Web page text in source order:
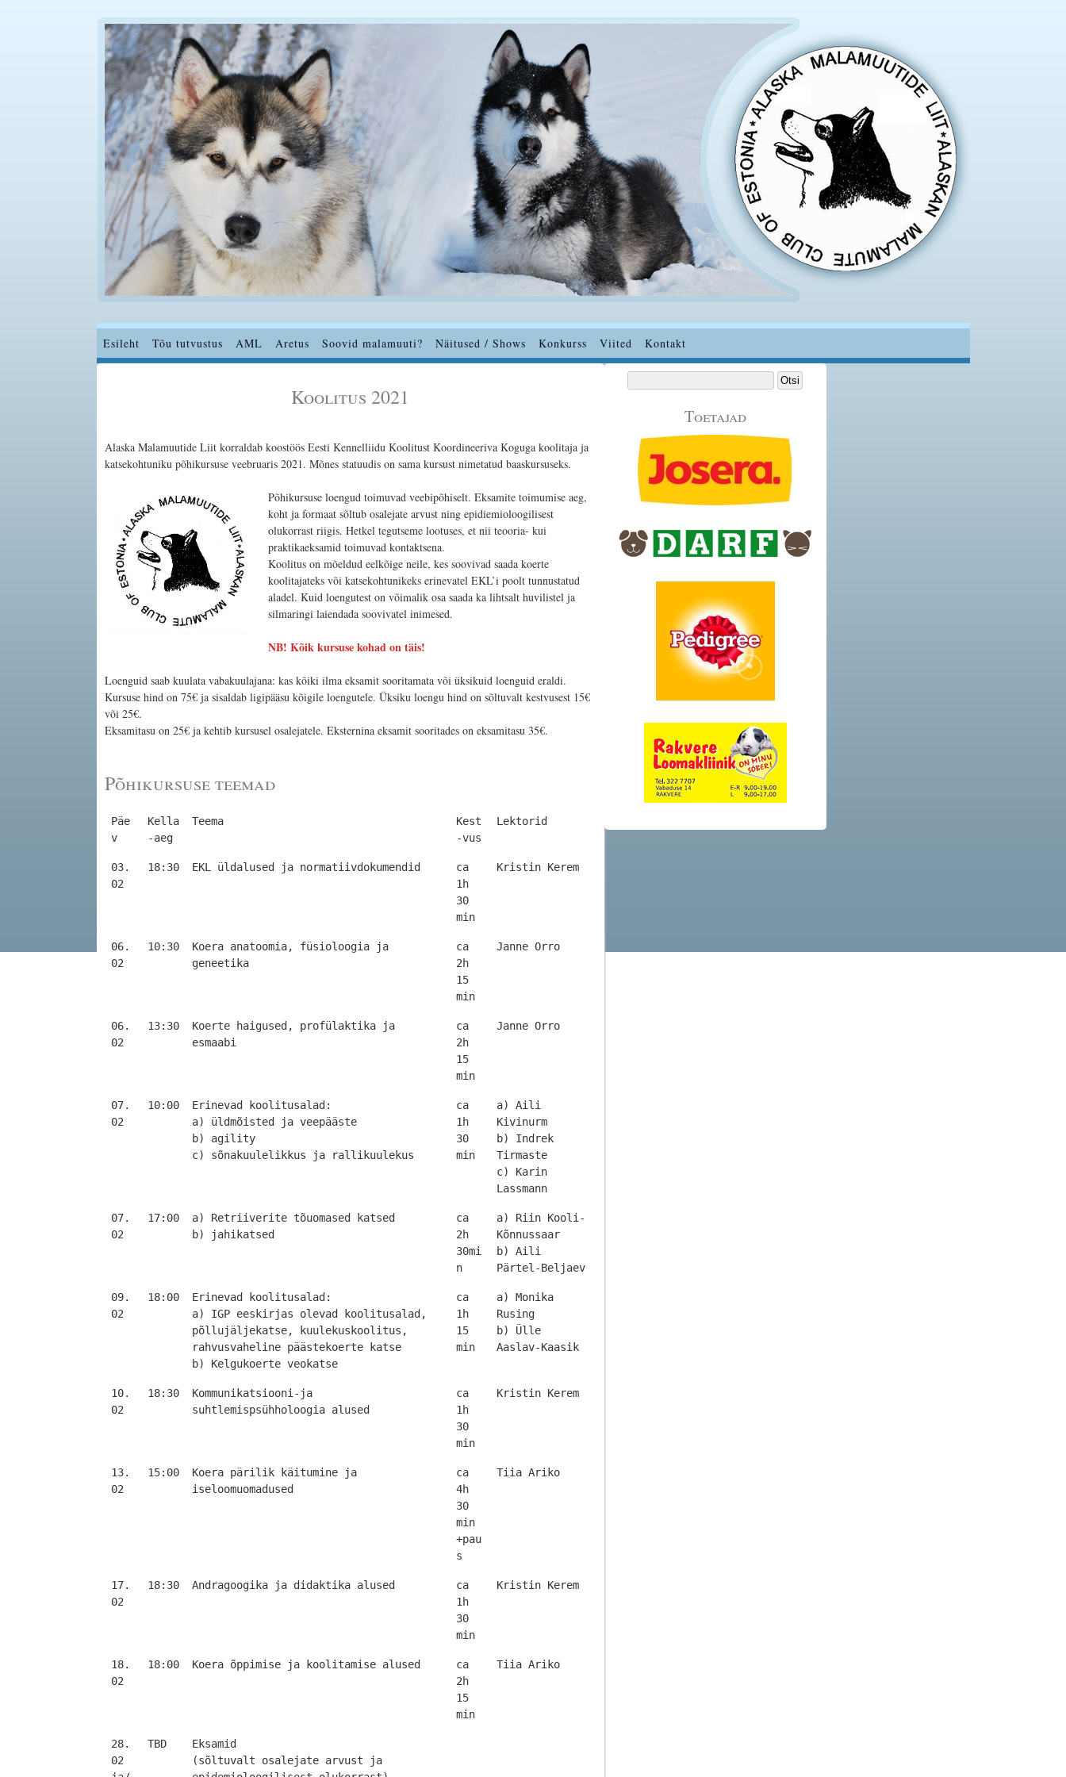
Esileht Tõu tutvustus AML Aretus Soovid malamuuti? Näitused / Shows Konkurss Viited Kontakt
Koolitus 2021
Alaska Malamuutide Liit korraldab koostöös Eesti Kennelliidu Koolitust Koordineeriva Koguga koolitaja ja
katsekohtuniku põhikursuse veebruaris 2021. Mõnes statuudis on sama kursust nimetatud baaskursuseks.
Põhikursuse loengud toimuvad veebipõhiselt. Eksamite toimumise aeg,
koht ja formaat sõltub osalejate arvust ning epidiemioloogilisest
olukorrast riigis. Hetkel tegutseme lootuses, et nii teooria- kui
praktikaeksamid toimuvad kontaktsena.
Koolitus on mõeldud eelkõige neile, kes soovivad saada koerte
koolitajateks või katsekohtunikeks erinevatel EKL’i poolt tunnustatud
aladel. Kuid loengutest on võimalik osa saada ka lihtsalt huvilistel ja
silmaringi laiendada soovivatel inimesed.
NB! Kõik kursuse kohad on täis!
Loenguid saab kuulata vabakuulajana: kas kõiki ilma eksamit sooritamata või üksikuid loenguid eraldi.
Kursuse hind on 75€ ja sisaldab ligipääsu kõigile loengutele. Üksiku loengu hind on sõltuvalt kestvusest 15€
või 25€.
Eksamitasu on 25€ ja kehtib kursusel osalejatele. Eksternina eksamit sooritades on eksamitasu 35€.
Põhikursuse teemad
Päe
v
Kella
-aeg
Teema
Kest
-vus
Lektorid
Päe
v
Kella
Teema
-vus
Lektorid
03.
02
18:30 EKL üldalused ja normatiivdokumendid
ca
1h
30
min
Kristin Kerem
06.
02
10:30
Koera anatoomia, füsioloogia ja
geneetika
ca
2h
15
min
Janne Orro
06.
02
13:30
Koerte haigused, profülaktika ja
esmaabi
ca
2h
15
min
Janne Orro
07.
02
10:00
Erinevad koolitusalad:
a) üldmõisted ja veepääste
b) agility
c) sõnakuulelikkus ja rallikuulekus
ca
1h
30
min
a) Aili
Kivinurm
b) Indrek
Tirmaste
c) Karin
Lassmann
07.
02
17:00
a) Retriiverite tõuomased katsed
b) jahikatsed
ca
2h
30mi
n
a) Riin Kooli-
Kõnnussaar
b) Aili
Pärtel-Beljaev
09.
02
18:00
Erinevad koolitusalad:
a) IGP eeskirjas olevad koolitusalad,
põllujäljekatse, kuulekuskoolitus,
rahvusvaheline päästekoerte katse
b) Kelgukoerte veokatse
ca
1h
15
min
a) Monika
Rusing
b) Ülle
Aaslav-Kaasik
10.
02
18:30
Kommunikatsiooni-ja
suhtlemispsühholoogia alused
ca
1h
30
min
Kristin Kerem
13.
02
15:00
Koera pärilik käitumine ja
iseloomuomadused
ca
4h
30
min
+pau
s
Tiia Ariko
17.
02
18:30 Andragoogika ja didaktika alused
ca
1h
30
min
Kristin Kerem
18.
02
18:00 Koera õppimise ja koolitamise alused
ca
2h
15
min
Tiia Ariko
28.
02
TBD
Eksamid
(sõltuvalt osalejate arvust ja
Otsi:
Toetajad